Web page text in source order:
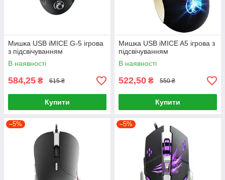
Мишка USB iMICE G-5 ігрова
з підсвічуванням
В наявності
584,25 ₴ 615 ₴
Купити
Мишка USB iMICE A5 ігрова з
підсвічуванням
В наявності
522,50 ₴ 550 ₴
Купити
–5% –5%